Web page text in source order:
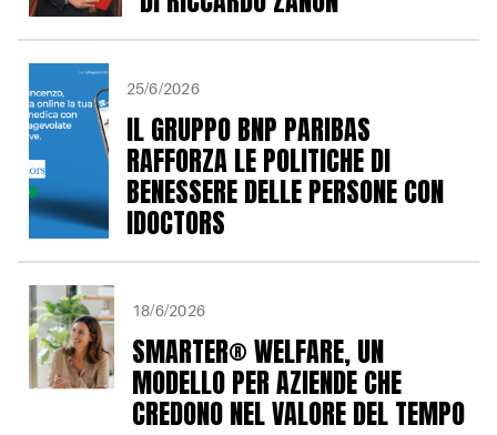
25/6/2026
IL GRUPPO BNP PARIBAS
RAFFORZA LE POLITICHE DI
BENESSERE DELLE PERSONE CON
IDOCTORS
18/6/2026
SMARTER® WELFARE, UN
MODELLO PER AZIENDE CHE
CREDONO NEL VALORE DEL TEMPO